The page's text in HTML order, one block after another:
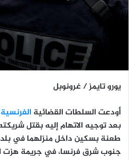
يورو تايمز / غرونوبل
أودعت السلطات القضائية الفرنسية
بعد توجيه الاتهام إليه بقتل
طعنة بسكين داخل منزلهما في بلدة
جنوب شرق فرنسا، في جريمة هزت